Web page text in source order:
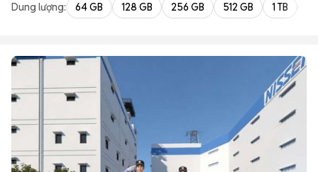
Dung lượng: 64 GB 128 GB 256 GB 512 GB 1 TB